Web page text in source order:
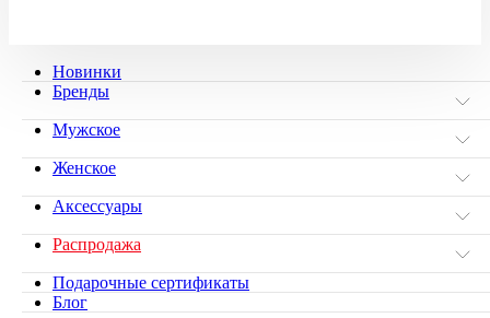
Новинки
Бренды
Мужское
Женское
Аксессуары
Распродажа
Подарочные сертификаты
Блог